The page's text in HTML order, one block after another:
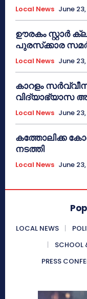
Local News June
ഊരകം സ്റ്റാർ
പുരസ്‌ക്കാര
Local News June
കാറളം
വിദ്യാഭ്യാസ
Local News June
കത്തോലിക്ക
നടത്തി
Local News June
LOCAL NEWS
SCHOOL
PRESS